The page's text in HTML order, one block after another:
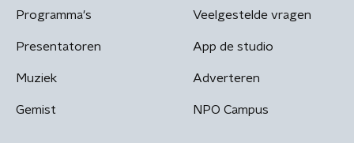
Programma's
Presentatoren
Muziek
Gemist
Veelgestelde vragen
App de studio
Adverteren
NPO Campus